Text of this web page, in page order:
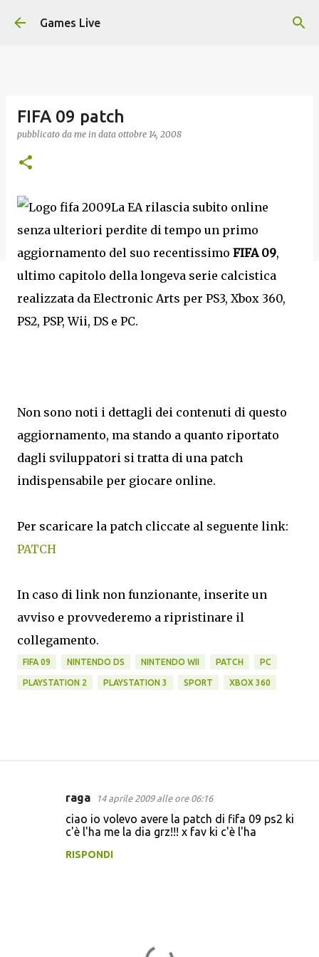
Passa ai contenuti principali
Games Live
FIFA 09 patch
pubblicato da me in data ottobre 14, 2008
La EA rilascia subito online
senza ulteriori perdite di tempo un primo
aggiornamento del suo recentissimo FIFA 09,
ultimo capitolo della longeva serie calcistica
realizzata da Electronic Arts per PS3, Xbox 360,
PS2, PSP, Wii, DS e PC.
Non sono noti i dettagli dei contenuti di questo
aggiornamento, ma stando a quanto riportato
dagli sviluppatori si tratta di una patch
indispensabile per giocare online.
Per scaricare la patch cliccate al seguente link:
PATCH
In caso di link non funzionante, inserite un
avviso e provvederemo a ripristinare il
collegamento.
FIFA 09 NINTENDO DS NINTENDO WII PATCH PC
PLAYSTATION 2 PLAYSTATION 3 SPORT XBOX 360
raga 14 aprile 2009 alle ore 06:16
ciao io volevo avere la patch di fifa 09 ps2 ki
c'è l'ha me la dia grz!!! x fav ki c'è l'ha
RISPONDI